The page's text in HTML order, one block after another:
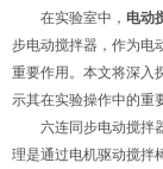
在实验室中， 电动
步电动搅拌器，作为电
重要作用。本文将深入
示其在实验操作中的重
六连同步电动搅拌器
理是通过电机驱动搅拌